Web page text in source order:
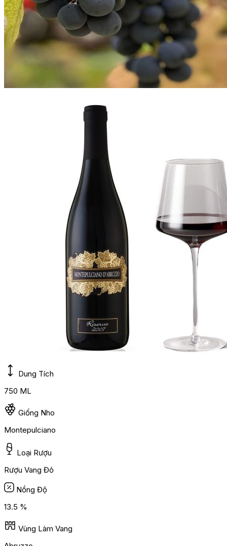
Dung Tích
750 ML
Giống Nho
Montepulciano
Loại Rượu
Rượu Vang Đỏ
Nồng Độ
13.5 %
Vùng Làm Vang